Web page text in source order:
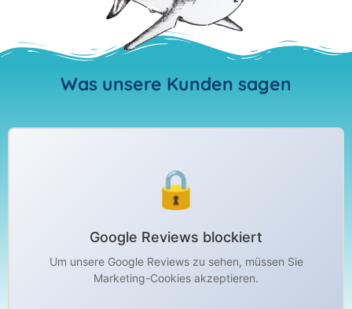
Was unsere Kunden sagen
🔒
Google Reviews blockiert
Um unsere Google Reviews zu sehen, müssen Sie
Marketing-Cookies akzeptieren.